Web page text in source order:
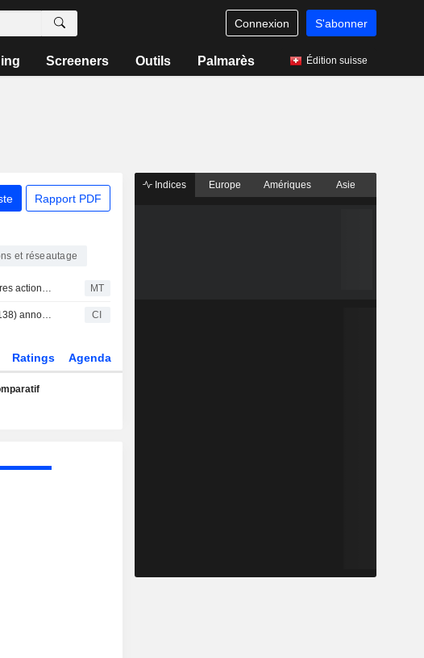
Connexion S'abonner
Screeners Outils Palmarès Édition suisse
Rapport PDF
et réseautage
Foxconn Industrial Internet va racheter ses propres actions pour un montant allant jusqu'à 2 milliards de yuans MT
Foxconn Industrial Internet Co., Ltd. (SHSE:601138) annonce un rachat d'actions pour un montant de 2 000 millions CNY. CI
Ratings Agenda
Indices Europe Amériques Asie